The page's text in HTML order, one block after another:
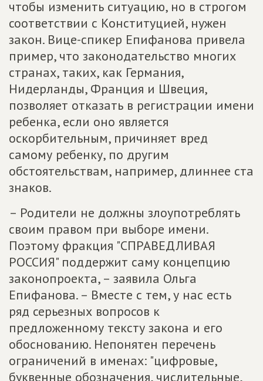
чтобы изменить ситуацию, но в строгом
соответствии с Конституцией, нужен
закон. Вице-спикер Епифанова привела
пример, что законодательство многих
странах, таких, как Германия,
Нидерланды, Франция и Швеция,
позволяет отказать в регистрации имени
ребенка, если оно является
оскорбительным, причиняет вред
самому ребенку, по другим
обстоятельствам, например, длиннее ста
знаков.
– Родители не должны злоупотреблять
своим правом при выборе имени.
Поэтому фракция "СПРАВЕДЛИВАЯ
РОССИЯ" поддержит саму концепцию
законопроекта, – заявила Ольга
Епифанова. – Вместе с тем, у нас есть
ряд серьезных вопросов к
предложенному тексту закона и его
обоснованию. Непонятен перечень
ограничений в именах: "цифровые,
буквенные обозначения, числительные,